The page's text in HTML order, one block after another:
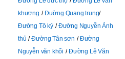
khương
Đường Quang trung
Đường Tô ký
Đường Nguyễn Ảnh
thủ
Đường Tân sơn
Đường
Nguyễn văn khối
Đường Lê Văn